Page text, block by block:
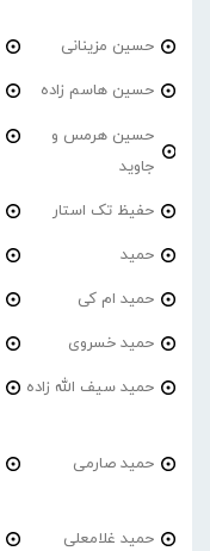
حسین مزینانی
حسین هاسم زاده
حسین هرمس و
جاوید
حفیظ تک استار
حمید
حمید ام کی
حمید خسروی
حمید سیف الله زاده
حمید صارمی
حمید غلامعلی